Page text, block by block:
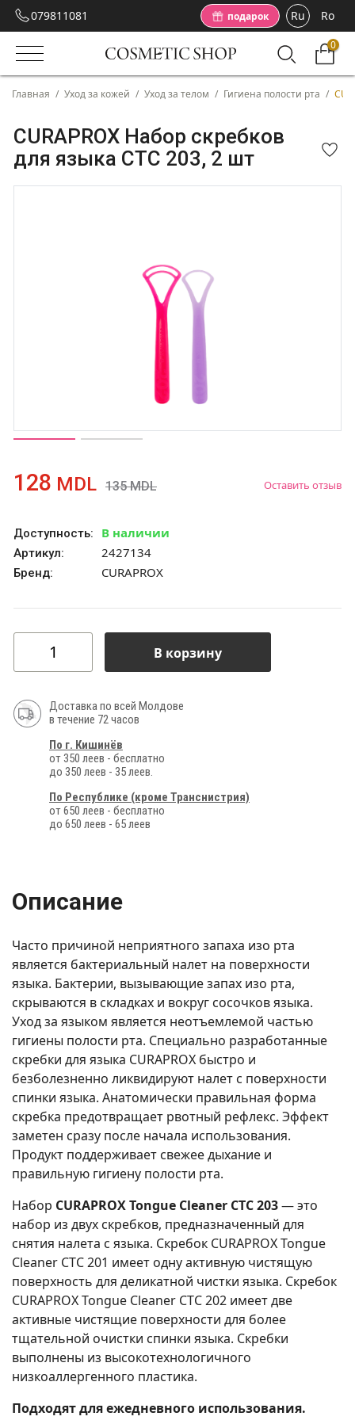
079811081 подарок Ru Ro
0
Главная / Уход за кожей / Уход за телом / Гигиена полости рта /
CURAPROX Набор скребков
для языка СТС 203, 2 шт
128 MDL 135MDL Оставить отзыв
Доступность: В наличии
Артикул: 2427134
Бренд: CURAPROX
В корзину
Доставка по всей Молдове
в течение 72 часов
По г. Кишинёв
от 350 леев - бесплатно
до 350 леев - 35 леев.
По Республике (кроме Транснистрия)
от 650 леев - бесплатно
до 650 леев - 65 леев
Описание
Часто причиной неприятного запаха изо рта
является бактериальный налет на поверхности
языка. Бактерии, вызывающие запах изо рта,
скрываются в складках и вокруг сосочков языка.
Уход за языком является неотъемлемой частью
гигиены полости рта. Специально разработанные
скребки для языка CURAPROX быстро и
безболезненно ликвидируют налет с поверхности
спинки языка. Анатомически правильная форма
скребка предотвращает рвотный рефлекс. Эффект
заметен сразу после начала использования.
Продукт поддерживает свежее дыхание и
правильную гигиену полости рта.
Набор CURAPROX Tongue Cleaner CTC 203— это
набор из двух скребков, предназначенный для
снятия налета с языка. Скребок CURAPROX Tongue
Cleaner CTC 201 имеет одну активную чистящую
поверхность для деликатной чистки языка. Скребок
CURAPROX Tongue Cleaner CTC 202 имеет две
активные чистящие поверхности для более
тщательной очистки спинки языка. Скребки
выполнены из высокотехнологичного
низкоаллергенного пластика.
Подходят для ежедневного использования.